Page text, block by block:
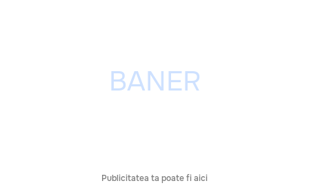
Publicitatea ta poate fi aici